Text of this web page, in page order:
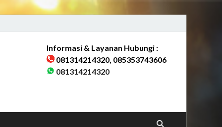
& Sekitarnya
Informasi & Layanan Hubungi :
081314214320, 085353743606
081314214320